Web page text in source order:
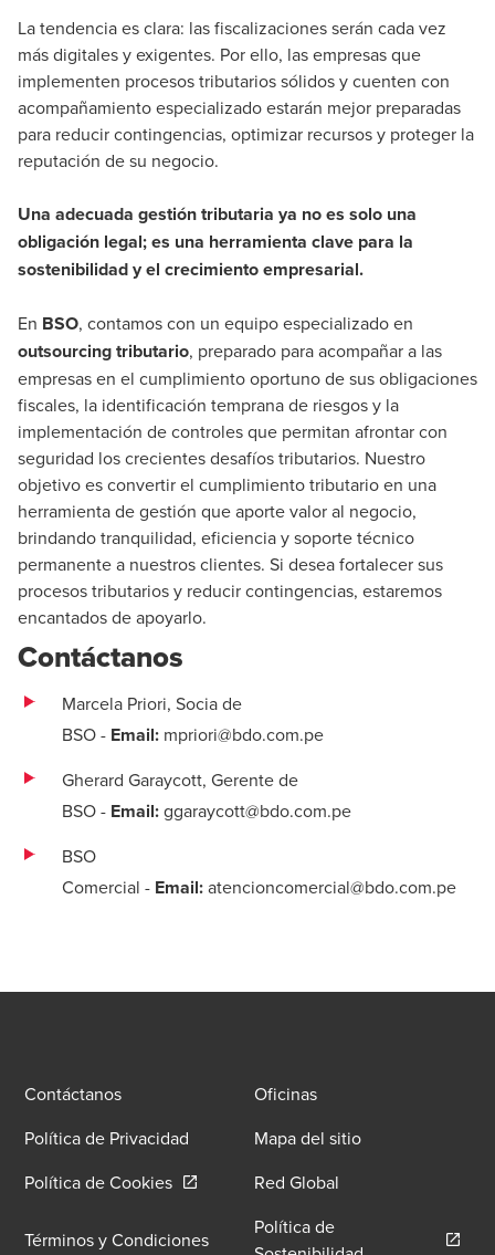
La tendencia es clara: las fiscalizaciones serán cada vez
más digitales y exigentes. Por ello, las empresas que
implementen procesos tributarios sólidos y cuenten con
acompañamiento especializado estarán mejor preparadas
para reducir contingencias, optimizar recursos y proteger la
reputación de su negocio.
Una adecuada gestión tributaria ya no es solo una
obligación legal; es una herramienta clave para la
sostenibilidad y el crecimiento empresarial.
En BSO, contamos con un equipo especializado en
outsourcing tributario, preparado para acompañar a las
empresas en el cumplimiento oportuno de sus obligaciones
fiscales, la identificación temprana de riesgos y la
implementación de controles que permitan afrontar con
seguridad los crecientes desafíos tributarios. Nuestro
objetivo es convertir el cumplimiento tributario en una
herramienta de gestión que aporte valor al negocio,
brindando tranquilidad, eficiencia y soporte técnico
permanente a nuestros clientes. Si desea fortalecer sus
procesos tributarios y reducir contingencias, estaremos
encantados de apoyarlo.
Contáctanos
Marcela Priori, Socia de
BSO- Email: mpriori@bdo.com.pe
Gherard Garaycott, Gerente de
BSO- Email:ggaraycott@bdo.com.pe
BSO
Comercial - Email:atencioncomercial@bdo.com.pe
Contáctanos
Oficinas
Política de Privacidad
Mapa del sitio
Política de CookiesOpens in a new window/tab
Red Global
Términos y Condiciones
Política de